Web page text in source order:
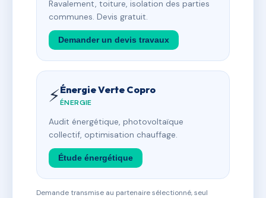
Ravalement, toiture, isolation des parties
communes. Devis gratuit.
Demander un devis travaux
⚡Énergie Verte Copro
ÉNERGIE
Audit énergétique, photovoltaïque
collectif, optimisation chauffage.
Étude énergétique
Demande transmise au partenaire sélectionné, seul